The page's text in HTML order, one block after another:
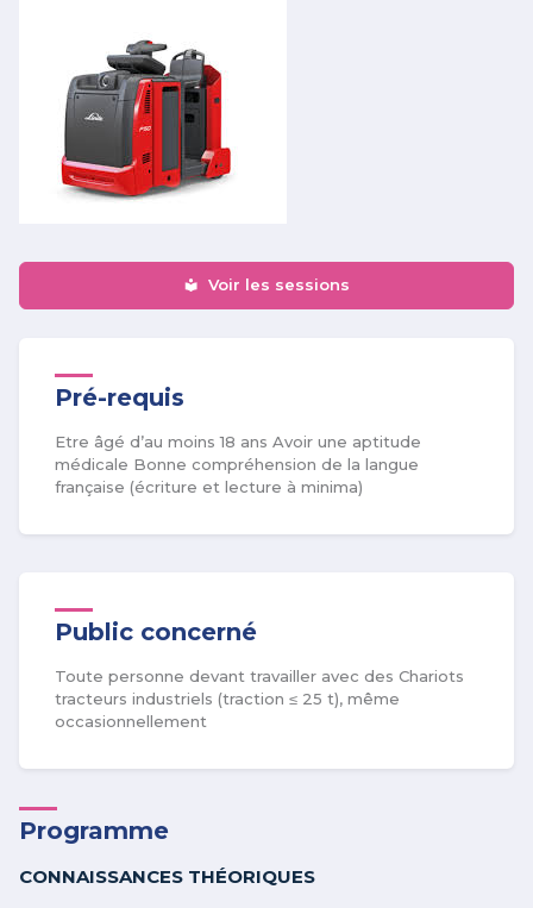
Voir les sessions
Pré-requis
Etre âgé d’au moins 18 ans Avoir une aptitude
médicale Bonne compréhension de la langue
française (écriture et lecture à minima)
Public concerné
Toute personne devant travailler avec des Chariots
tracteurs industriels (traction ≤ 25 t), même
occasionnellement
Programme
CONNAISSANCES THÉORIQUES